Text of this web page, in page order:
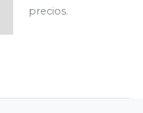
precios.